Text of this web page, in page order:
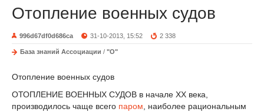
Отопление военных судов
996d67df0d686ca 31-10-2013, 15:52 2 338
База знаний Ассоциации / "О"
Отопление военных судов
ОТОПЛЕНИЕ ВОЕННЫХ СУДОВ в начале XX века,
производилось чаще всего паром , наиболее рациональным